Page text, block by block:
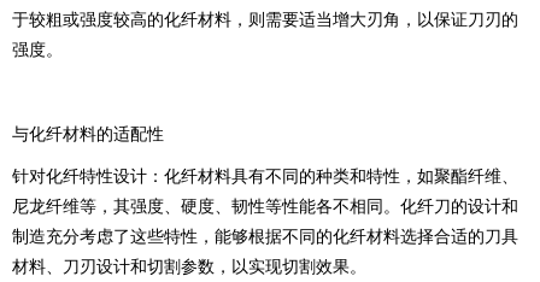
于较粗或强度较高的化纤材料，则需要适当增大刃角，以保证刀刃的
强度。
与化纤材料的适配性
针对化纤特性设计：化纤材料具有不同的种类和特性，如聚酯纤维、
尼龙纤维等，其强度、硬度、韧性等性能各不相同。化纤刀的设计和
制造充分考虑了这些特性，能够根据不同的化纤材料选择合适的刀具
材料、刀刃设计和切割参数，以实现切割效果。